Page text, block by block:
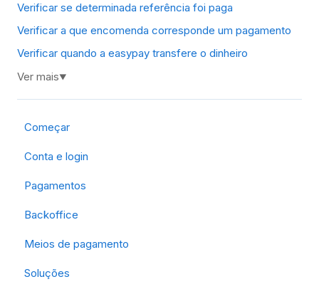
Verificar se determinada referência foi paga
Verificar a que encomenda corresponde um pagamento
Verificar quando a easypay transfere o dinheiro
Ver mais▼
Começar
Conta e login
Pagamentos
Backoffice
Meios de pagamento
Soluções